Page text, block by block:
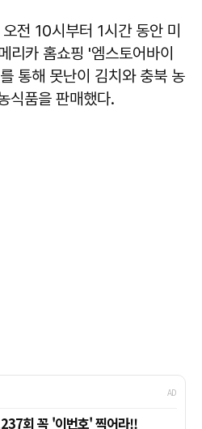
전 10시부터 1시간 동안 미
카 홈쇼핑 '엠스토어바이
통해 못난이 김치와 충북 농
식품을 판매했다.